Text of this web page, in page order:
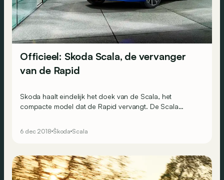
Officieel: Skoda Scala, de vervanger
van de Rapid
Skoda haalt eindelijk het doek van de Scala, het
compacte model dat de Rapid vervangt. De Scala
Skoda-klanten te verleiden. Welke argumenten nog?
6 dec 2018 Škoda Scala